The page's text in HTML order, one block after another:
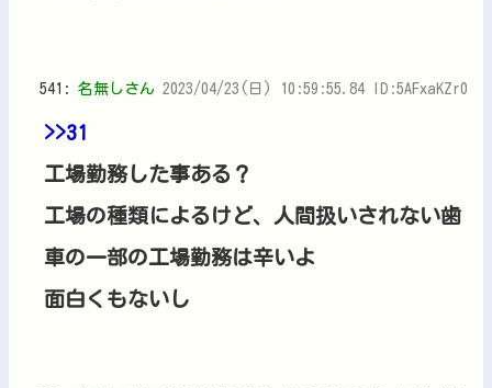
541: 名無しさん 2023/04/23(日) 10:59:55.84 ID:5AFxaKZr0
>>31
工場勤務した事ある？
工場の種類によるけど、人間扱いされない歯
車の一部の工場勤務は辛いよ
面白くもないし